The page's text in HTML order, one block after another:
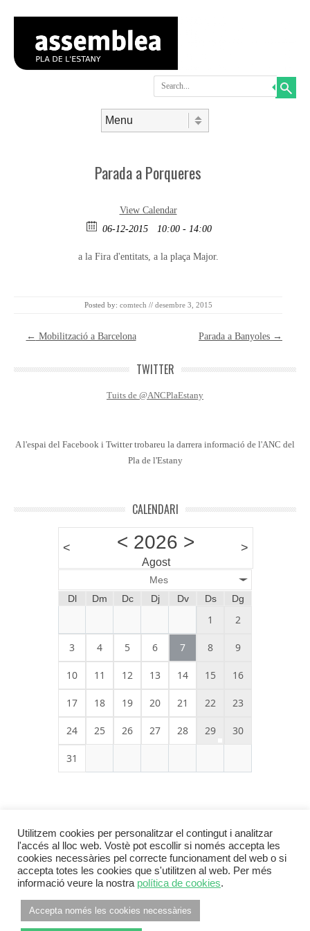
Parada a Porqueres
View Calendar
06-12-2015
10:00 - 14:00
a la Fira d'entitats, a la plaça Major.
Posted by: comtech // desembre 3, 2015
Post navigation
← Mobilització a Barcelona Parada a Banyoles →
TWITTER
Tuits de @ANCPlaEstany
A l'espai del Facebook i Twitter trobareu la darrera informació de l'ANC del
Pla de l'Estany
CALENDARI
< < 2026 >
Agost
>
Mes
Dl
Dm Dc Dj Dv Ds Dg
1 2
3 4 5 6 7 8 9
10 11 12 13 14 15 16
17 18 19 20 21 22 23
24 25 26 27 28 29 30
31
POLÍTICA DE COOKIES
Utilitzem cookies per personalitzar el contingut i analitzar
l'accés al lloc web. Vostè pot escollir si només accepta les
cookies necessàries pel correcte funcionament del web o si
accepta totes les cookies que s'utilitzen al web. Per més
informació veure la nostra política de cookies.
Accepta només les cookies necessàries